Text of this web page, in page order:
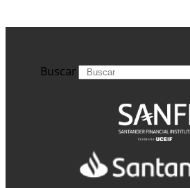
Buscar